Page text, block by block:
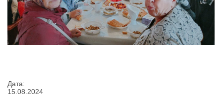
Дата:
15.08.2024